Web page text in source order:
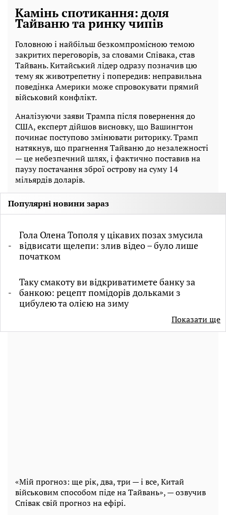
Камінь спотикання: доля
Тайваню та ринку чипів
Головною і найбільш безкомпромісною темою
закритих переговорів, за словами Співака, став
Тайвань. Китайський лідер одразу позначив цю
тему як животрепетну і попередив: неправильна
поведінка Америки може спровокувати прямий
військовий конфлікт.
Аналізуючи заяви Трампа після повернення до
США, експерт дійшов висновку, що Вашингтон
починає поступово змінювати риторику. Трамп
натякнув, що прагнення Тайваню до незалежності
— це небезпечний шлях, і фактично поставив на
паузу постачання зброї острову на суму 14
мільярдів доларів.
Популярні новини зараз
Гола Олена Тополя у цікавих позах змусила
відвисати щелепи: злив відео – було лише
початком
Таку смакоту ви відкриватимете банку за
банкою: рецепт помідорів дольками з
цибулею та олією на зиму
Показати ще
«Мій прогноз: ще рік, два, три — і все, Китай
військовим способом піде на Тайвань», — озвучив
Співак свій прогноз на ефірі.